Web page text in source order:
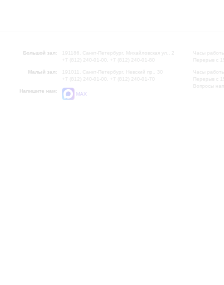
Большой зал:
191186, Санкт-Петербург, Михайловская ул., 2
+7 (812) 240-01-00, +7 (812) 240-01-80
Малый зал:
191011, Санкт-Петербург, Невский пр., 30
+7 (812) 240-01-00, +7 (812) 240-01-70
Напишите нам:
MAX
Часы
Перерыв с
Часы
Перерыв с
Вопросы